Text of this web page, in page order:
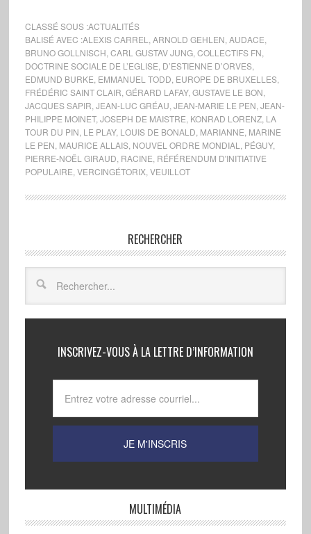
CLASSÉ SOUS :ACTUALITÉS
BALISÉ AVEC :ALEXIS CARREL ARNOLD GEHLEN AUDACE
BRUNO GOLLNISCH CARL GUSTAV JUNG, COLLECTIFS FN
DOCTRINE SOCIALE DE L’EGLISE D’ESTIENNE D’ORVES,
EDMUND BURKE EMMANUEL TODD EUROPE DE BRUXELLES,
FRÉDÉRIC SAINT CLAIR GÉRARD LAFAY, GUSTAVE LE BON
JACQUES SAPIR JEAN-LUC GRÉAU JEAN-MARIE LE PEN JEAN-
PHILIPPE MOINET, JOSEPH DE MAISTRE KONRAD LORENZ, LA
TOUR DU PIN LE PLAY, LOUIS DE BONALD MARIANNE MARINE
LE PEN MAURICE ALLAIS, NOUVEL ORDRE MONDIAL PÉGUY,
PIERRE-NOËL GIRAUD RACINE RÉFÉRENDUM D'INITIATIVE
POPULAIRE VERCINGÉTORIX, VEUILLOT
RECHERCHER
INSCRIVEZ-VOUS À LA LETTRE D’INFORMATION
MULTIMÉDIA